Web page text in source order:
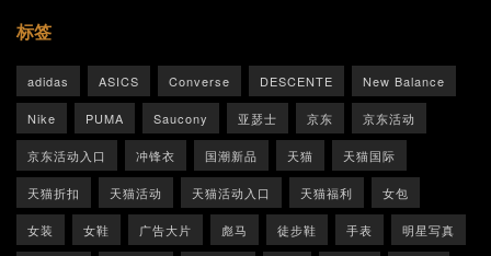
标签
adidas ASICS Converse DESCENTE New Balance
Nike PUMA Saucony 亚瑟士 京东 京东活动
京东活动入口 冲锋衣 国潮新品 天猫 天猫国际
天猫折扣 天猫活动 天猫活动入口 天猫福利 女包
女装 女鞋 广告大片 彪马 徒步鞋 手表 明星写真